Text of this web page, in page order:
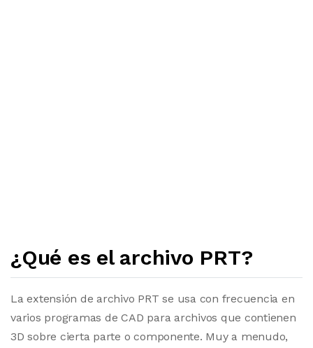
¿Qué es el archivo PRT?
La extensión de archivo PRT se usa con frecuencia en
varios programas de CAD para archivos que contienen
3D sobre cierta parte o componente. Muy a menudo,